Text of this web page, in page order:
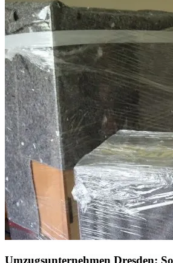
Umzugsunternehmen Dresden: